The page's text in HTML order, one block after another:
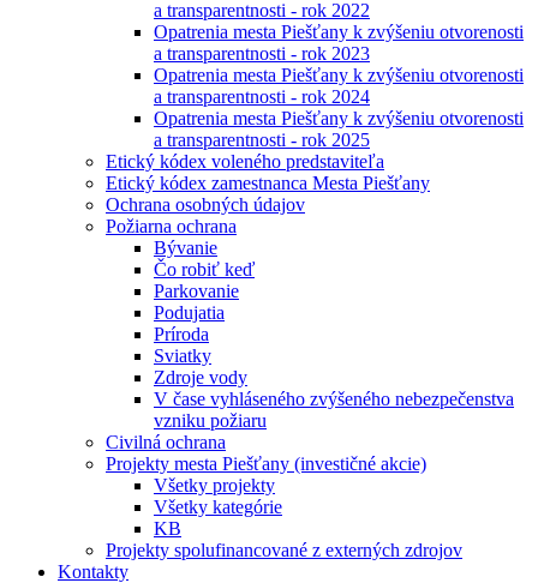
a transparentnosti - rok 2022
Opatrenia mesta Piešťany k zvýšeniu otvorenosti
a transparentnosti - rok 2023
Opatrenia mesta Piešťany k zvýšeniu otvorenosti
a transparentnosti - rok 2024
Opatrenia mesta Piešťany k zvýšeniu otvorenosti
a transparentnosti - rok 2025
Etický kódex voleného predstaviteľa
Etický kódex zamestnanca Mesta Piešťany
Ochrana osobných údajov
Požiarna ochrana
Bývanie
Čo robiť keď
Parkovanie
Podujatia
Príroda
Sviatky
Zdroje vody
V čase vyhláseného zvýšeného nebezpečenstva
vzniku požiaru
Civilná ochrana
Projekty mesta Piešťany (investičné akcie)
Všetky projekty
Všetky kategórie
KB
Projekty spolufinancované z externých zdrojov
Kontakty